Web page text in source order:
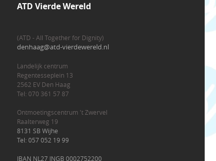
ATD Vierde Wereld
(ATD - All Together for Dignity)
denhaag@atd-vierdewereld.nl
Landelijk centrum
Regentesseplein 13
2562 EV Den Haag
Tel: 070 361 57 87
Ontmoetingscentrum 't Zwervel
Raalterweg 19
8131 SB Wijhe
Tel: 057 052 19 99
IBAN NL27 INGB 0002752200